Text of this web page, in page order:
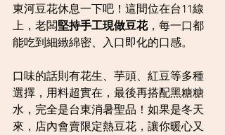
東河豆花休息一下吧！這間位在台11線
上，老闆堅持手工現做豆花，每一口都
能吃到細緻綿密、入口即化的口感。
口味的話則有花生、芋頭、紅豆等多種
選擇，用料超實在，最後再搭配黑糖糖
水，完全是台東消暑聖品！如果是冬天
來，店內會賣限定熱豆花，讓你暖心又